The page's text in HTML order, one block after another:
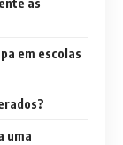
em escolas
uma